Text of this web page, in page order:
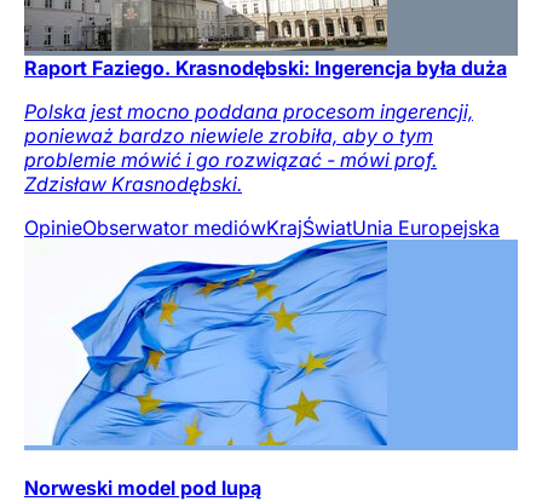
Raport Faziego. Krasnodębski: Ingerencja była duża
Polska jest mocno poddana procesom ingerencji,
ponieważ bardzo niewiele zrobiła, aby o tym
problemie mówić i go rozwiązać - mówi prof.
Zdzisław Krasnodębski.
OpinieObserwator mediówKrajŚwiatUnia Europejska
Norweski model pod lupą